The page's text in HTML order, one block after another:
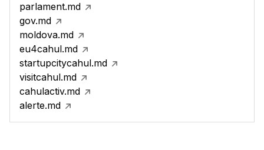
parlament.md
gov.md
moldova.md
eu4cahul.md
startupcitycahul.md
visitcahul.md
cahulactiv.md
alerte.md